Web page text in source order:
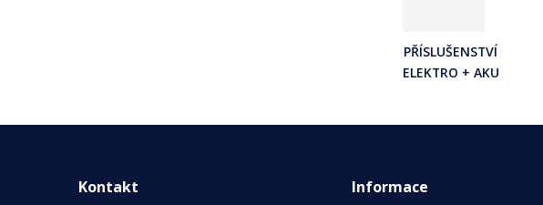
PŘÍSLUŠENSTVÍ
ELEKTRO + AKU
Kontakt Informace